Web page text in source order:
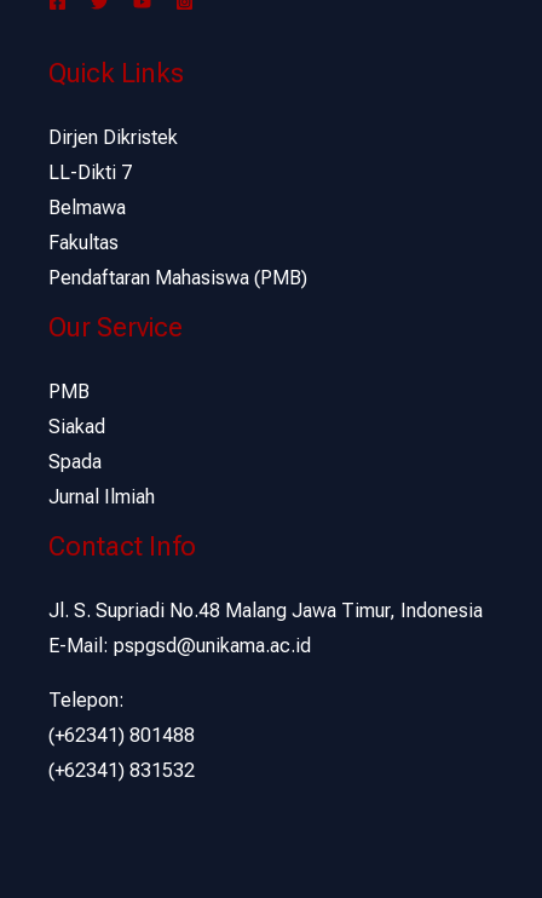
Quick Links
Dirjen Dikristek
LL-Dikti 7
Belmawa
Fakultas
Pendaftaran Mahasiswa (PMB)
Our Service
PMB
Siakad
Spada
Jurnal Ilmiah
Contact Info
Jl. S. Supriadi No.48 Malang Jawa Timur, Indonesia
E-Mail: pspgsd@unikama.ac.id
Telepon:
(+62341) 801488
(+62341) 831532